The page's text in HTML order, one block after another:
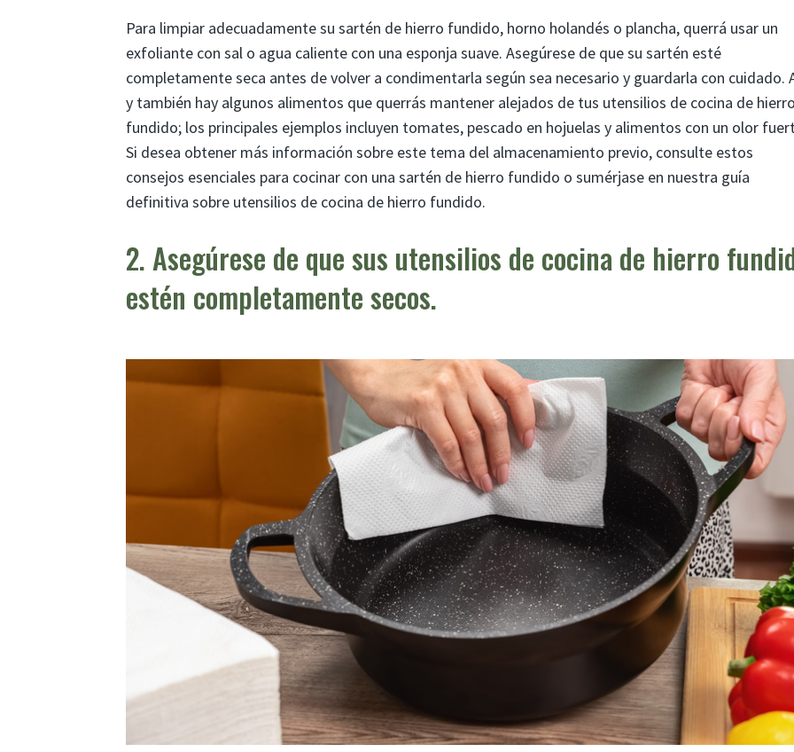
Para limpiar adecuadamente su sartén de hierro fundido, horno holandés o plancha, querrá usar un
exfoliante con sal o agua caliente con una esponja suave. Asegúrese de que su sartén esté
completamente seca antes de volver a condimentarla según sea necesario y guardarla con cuidado.
y también hay algunos alimentos que querrás mantener alejados de tus utensilios de cocina de
fundido; los principales ejemplos incluyen tomates, pescado en hojuelas y alimentos con un olor
Si desea obtener más información sobre este tema del almacenamiento previo, consulte estos
consejos esenciales para cocinar con una sartén de hierro fundido o sumérjase en nuestra guía
definitiva sobre utensilios de cocina de hierro fundido.
2. Asegúrese de que sus utensilios de cocina de hierro
estén completamente secos.